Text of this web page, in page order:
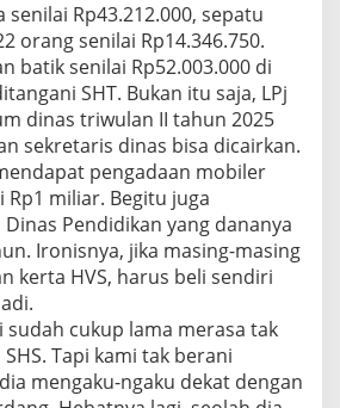
A
N
G
T
I
D
A
B
A
I
K
B
A
K
S
A
Rp43.212.000, sepatu
orang senilai Rp14.346.750.
batik senilai Rp52.003.000 di
SHT. Bukan itu saja, LPj
dinas triwulan II tahun 2025
sekretaris dinas bisa dicairkan.
pengadaan mobiler
Rp1 miliar. Begitu juga
Pendidikan yang dananya
Ironisnya, jika masing-masing
kerta HVS, harus beli sendiri
sudah cukup lama merasa tak
Tapi kami tak berani
mengaku-ngaku dekat dengan